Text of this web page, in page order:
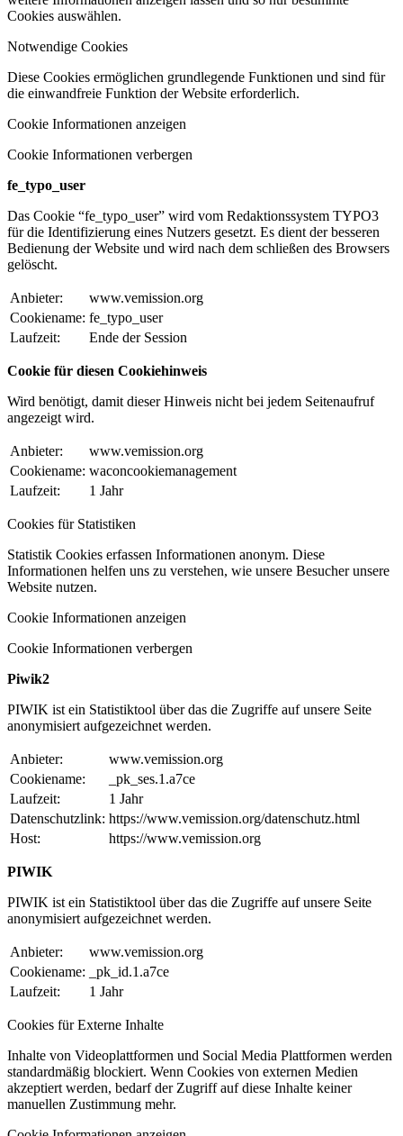
Cookies auswählen.
Notwendige Cookies
Diese Cookies ermöglichen grundlegende Funktionen und sind für
die einwandfreie Funktion der Website erforderlich.
Cookie Informationen anzeigen
Cookie Informationen verbergen
fe_typo_user
Das Cookie “fe_typo_user” wird vom Redaktionssystem TYPO3
für die Identifizierung eines Nutzers gesetzt. Es dient der besseren
Bedienung der Website und wird nach dem schließen des Browsers
gelöscht.
Anbieter:
www.vemission.org
Cookiename: fe_typo_user
Laufzeit:
Ende der Session
Cookie für diesen Cookiehinweis
Wird benötigt, damit dieser Hinweis nicht bei jedem Seitenaufruf
angezeigt wird.
Anbieter:
www.vemission.org
Cookiename: waconcookiemanagement
Laufzeit:
1 Jahr
Cookies für Statistiken
Statistik Cookies erfassen Informationen anonym. Diese
Informationen helfen uns zu verstehen, wie unsere Besucher unsere
Website nutzen.
Cookie Informationen anzeigen
Cookie Informationen verbergen
Piwik2
PIWIK ist ein Statistiktool über das die Zugriffe auf unsere Seite
anonymisiert aufgezeichnet werden.
Anbieter:
www.vemission.org
Cookiename:
_pk_ses.1.a7ce
Laufzeit:
1 Jahr
Datenschutzlink: https://www.vemission.org/datenschutz.html
Host:
https://www.vemission.org
PIWIK
PIWIK ist ein Statistiktool über das die Zugriffe auf unsere Seite
anonymisiert aufgezeichnet werden.
Anbieter:
www.vemission.org
Cookiename:
_pk_id.1.a7ce
Laufzeit:
1 Jahr
Cookies für Externe Inhalte
Inhalte von Videoplattformen und Social Media Plattformen werden
standardmäßig blockiert. Wenn Cookies von externen Medien
akzeptiert werden, bedarf der Zugriff auf diese Inhalte keiner
manuellen Zustimmung mehr.